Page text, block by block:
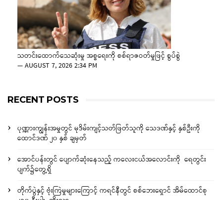
သတင်းထောက်သေဆုံးမှု အစ္စရေးကို စစ်ရာဇဝတ်မှုဖြင့် စွပ်စွဲ
—AUGUST 7, 2026 2:34 PM
RECENT POSTS
ပုဏ္ဏားကျွန်းအမှုတွင် မုဒိမ်းကျင့်သတ်ဖြတ်သူကို သေဒဏ်နှင့် နှစ်ဦးကို
ထောင်ဒဏ် ၂၀ နှစ် ချမှတ်
အောင်ပန်းတွင် ပျောက်ဆုံးနေသည့် ကလေးငယ်အလောင်းကို ရေတွင်း
ပျက်၌တွေ့ရှိ
တိုက်ပွဲနှင့် ဗုံးကြဲမှုများကြောင့် ကရင်နီတွင် စစ်ဘေးရှောင် အိမ်ထောင်စု